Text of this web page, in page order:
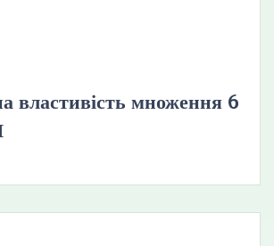
властивість множення 6